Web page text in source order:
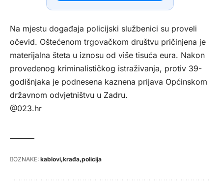
Na mjestu događaja policijski službenici su proveli
očevid. Oštećenom trgovačkom društvu pričinjena je
materijalna šteta u iznosu od više tisuća eura. Nakon
provedenog kriminalističkog istraživanja, protiv 39-
godišnjaka je podnesena kaznena prijava Općinskom
državnom odvjetništvu u Zadru.
@023.hr
OZNAKE: kablovi krađa policija